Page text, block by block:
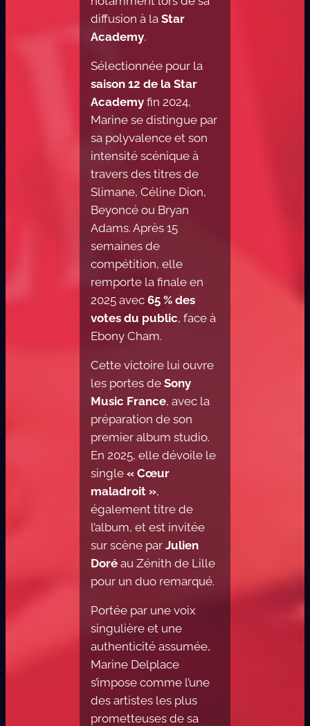
diffusion à laStar
Academy.
Sélectionnée pour la
saison 12 de la Star
Academy fin 2024,
Marine se distingue par
sa polyvalence et son
intensité scénique à
travers des titres de
Slimane, Céline Dion,
Beyoncé ou Bryan
Adams. Après 15
semaines de
compétition, elle
remporte la finale en
2025 avec65 % des
votes du public, face à
Ebony Cham.
Cette victoire lui ouvre
les portes deSony
Music France, avec la
préparation de son
premier album studio.
En 2025, elle dévoile le
single« Cœur
maladroit »,
également titre de
l’album, et est invitée
sur scène parJulien
Doré au Zénith de Lille
pour un duo remarqué.
Portée par une voix
singulière et une
authenticité assumée,
Marine Delplace
s’impose comme l’une
des artistes les plus
prometteuses de sa